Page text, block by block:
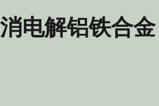
电解铝铁合金